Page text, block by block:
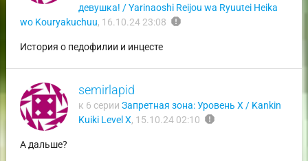
девушка! / Yarinaoshi Reijou wa Ryuutei Heika
wo Kouryakuchuu, 16.10.24 23:08 report
История о педофилии и инцесте
semirlapid
к 6 серии Запретная зона: Уровень X / Kankin
Kuiki Level X, 15.10.24 02:10 report
А дальше?